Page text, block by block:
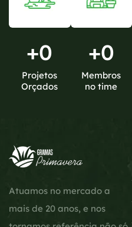
+0
Projetos
Orçados
+0
Membros
no time
Atuamos no mercado a
mais de 20 anos, e nos